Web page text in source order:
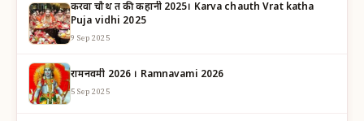
करवा चौथ व्रत की कहानी 2025। Karva chauth Vrat katha
Puja vidhi 2025
9 Sep 2025
रामनवमी 2026 । Ramnavami 2026
5 Sep 2025